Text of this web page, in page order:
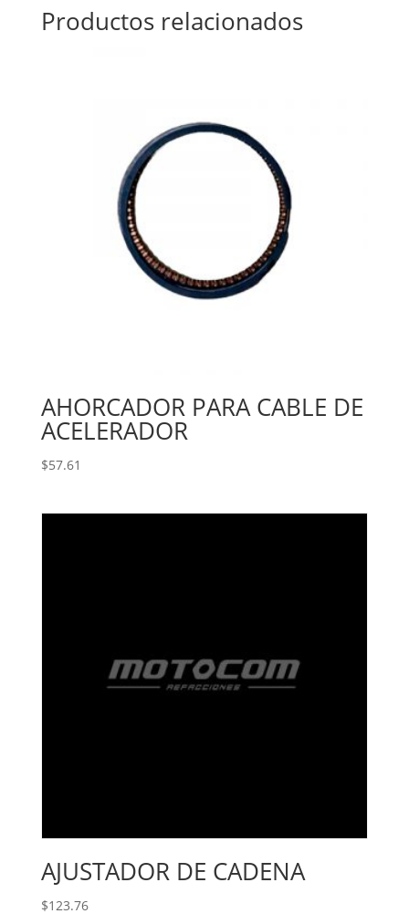
Productos relacionados
AHORCADOR PARA CABLE DE
ACELERADOR
$57.61
AJUSTADOR DE CADENA
$123.76